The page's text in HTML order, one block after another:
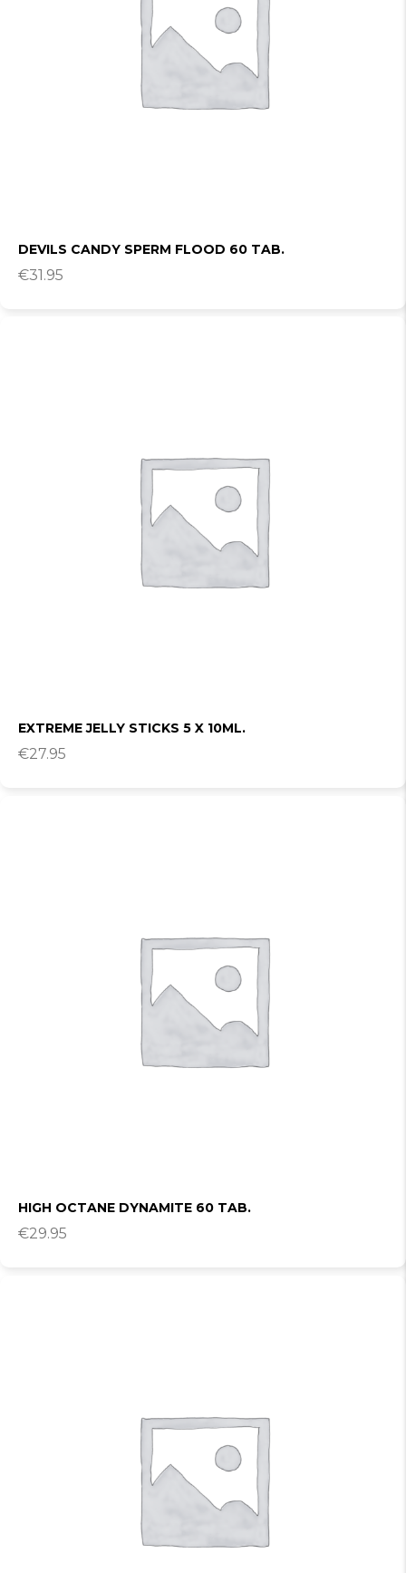
DEVILS CANDY SPERM FLOOD 60 TAB.
€31.95
EXTREME JELLY STICKS 5 X 10ML.
€27.95
HIGH OCTANE DYNAMITE 60 TAB.
€29.95